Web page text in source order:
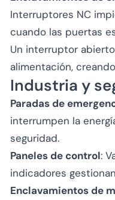
Interruptores NC
cuando las puertas
Un interruptor
alimentación,
Industria y
Paradas de
interrumpen la
seguridad.
Paneles de control:
indicadores
Enclavamientos de